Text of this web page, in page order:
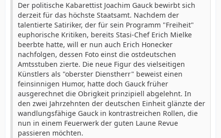
Der politische Kabarettist Joachim Gauck bewirbt sich
derzeit für das höchste Staatsamt. Nachdem der
talentierte Satiriker, der für sein Programm "Freiheit"
euphorische Kritiken, bereits Stasi-Chef Erich Mielke
beerbte hatte, will er nun auch Erich Honecker
nachfolgen, dessen Foto einst die ostdeutschen
Amtsstuben zierte. Die neue Figur des vielseitigen
Künstlers als "oberster Dienstherr" beweist einen
feinsinnigen Humor, hatte doch Gauck früher
ausgerechnet die Obrigkeit prinzipiell abgelehnt. In
den zwei Jahrzehnten der deutschen Einheit glänzte der
wandlungsfähige Gauck in kontrastreichen Rollen, die
nun in einem Feuerwerk der guten Laune Revue
passieren möchten.